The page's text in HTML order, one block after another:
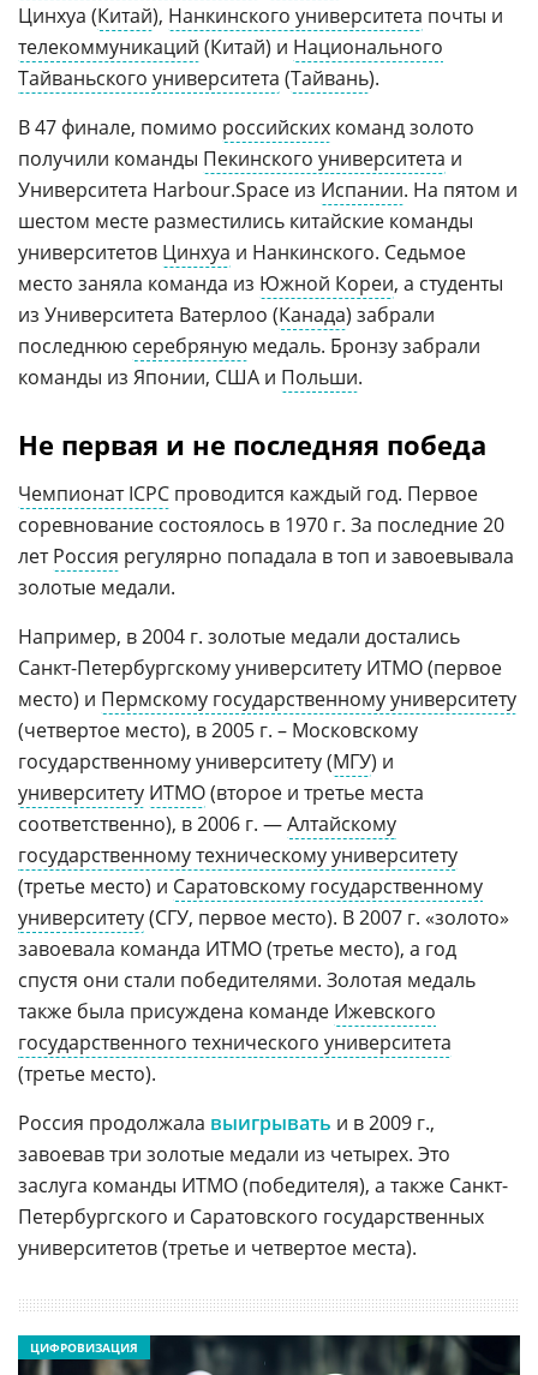
Цинхуа (Китай), Нанкинского университета почты и
телекоммуникаций (Китай) и Национального
Тайваньского университета (Тайвань).
В 47 финале, помимо российских команд золото
получили команды Пекинского университета и
Университета Harbour.Space из Испании. На пятом и
шестом месте разместились китайские команды
университетов Цинхуа и Нанкинского. Седьмое
место заняла команда из Южной Кореи, а студенты
из Университета Ватерлоо (Канада) забрали
последнюю серебряную медаль. Бронзу забрали
команды из Японии, США и Польши.
Не первая и не последняя победа
Чемпионат ICPC проводится каждый год. Первое
соревнование состоялось в 1970 г. За последние 20
летРоссия регулярно попадала в топ и завоевывала
золотые медали.
Например, в 2004 г. золотые медали достались
Санкт-Петербургскому университету ИТМО (первое
место) и Пермскому государственному университету
(четвертое место), в 2005 г. – Московскому
государственному университету (МГУ) и
университету ИТМО(второе и третье места
соответственно), в 2006 г. —Алтайскому
государственному техническому университету
(третье место) и Саратовскому государственному
университету(СГУ, первое место). В 2007 г. «золото»
завоевала команда ИТМО (третье место), а год
спустя они стали победителями. Золотая медаль
также была присуждена команде Ижевского
государственного технического университета
(третье место).
Россия продолжала выигрывать и в 2009 г.,
завоевав три золотые медали из четырех. Это
заслуга команды ИТМО (победителя), а также Санкт-
Петербургского и Саратовского государственных
университетов (третье и четвертое места).
ЦИФРОВИЗАЦИЯ